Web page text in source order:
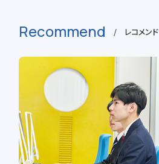
Recommend / レコメンド